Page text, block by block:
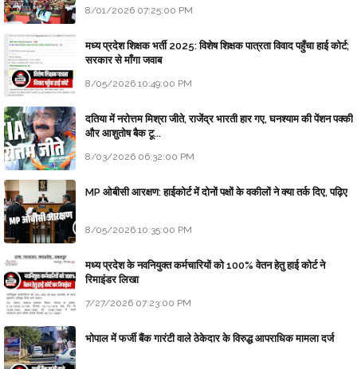
8/01/2026 07:25:00 PM
मध्य प्रदेश शिक्षक भर्ती 2025: विशेष शिक्षक पात्रता विवाद पहुँचा हाई कोर्ट;
सरकार से माँगा जवाब
8/05/2026 10:49:00 PM
दतिया में नरोत्तम मिश्रा जीते, राजेंद्र भारती हार गए, घनश्याम की पेंशन पक्की
और आशुतोष बैक टू...
8/03/2026 06:32:00 PM
MP ओबीसी आरक्षण: हाईकोर्ट में दोनों पक्षों के वकीलों ने क्या तर्क दिए, पढ़िए
8/05/2026 10:35:00 PM
मध्य प्रदेश के नवनियुक्त कर्मचारियों को 100% वेतन हेतु हाई कोर्ट ने
रिमाइंडर लिखा
7/27/2026 07:23:00 PM
भोपाल में फर्जी बैंक गारंटी वाले ठेकेदार के विरुद्ध आपराधिक मामला दर्ज